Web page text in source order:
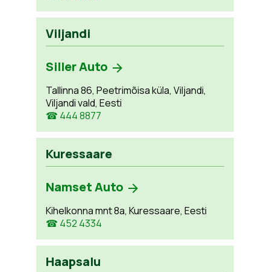
Viljandi
Siller Auto
Tallinna 86, Peetrimõisa küla, Viljandi,
Viljandi vald, Eesti
☎ 444 8877
Kuressaare
Namset Auto
Kihelkonna mnt 8a, Kuressaare, Eesti
☎ 452 4334
Haapsalu